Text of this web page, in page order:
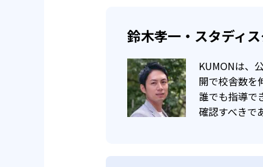
鈴木孝一・スタディ
KUMONは、
開で校舎数を
誰でも指導で
確認すべきで